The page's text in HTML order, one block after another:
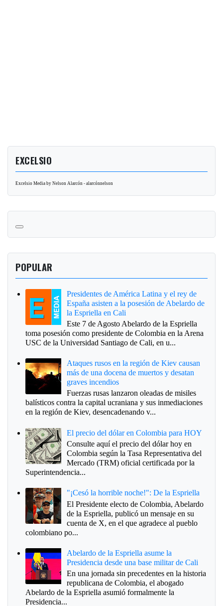
EXCELSIO
Excelsio Media by Nelson Alarcón - alarcónnelson
POPULAR
Presidentes de América Latina y el rey de
España asisten a la posesión de Abelardo de
la Espriella en Cali
Este 7 de Agosto Abelardo de la Espriella
toma posesión como presidente de Colombia en la Arena
USC de la Universidad Santiago de Cali, en u...
Ataques rusos en la región de Kiev causan
más de una docena de muertos y desatan
graves incendios
Fuerzas rusas lanzaron oleadas de misiles
balísticos contra la capital ucraniana y sus inmediaciones
en la región de Kiev, desencadenando v...
El precio del dólar en Colombia para HOY
Consulte aquí el precio del dólar hoy en
Colombia según la Tasa Representativa del
Mercado (TRM) oficial certificada por la
Superintendencia...
"¡Cesó la horrible noche!": De la Espriella
El Presidente electo de Colombia, Abelardo
de la Espriella, publicó un mensaje en su
cuenta de X, en el que agradece al pueblo
colombiano po...
Abelardo de la Espriella asume la
Presidencia desde una base militar de Cali
En una jornada sin precedentes en la historia
republicana de Colombia, el abogado
Abelardo de la Espriella asumió formalmente la
Presidencia...